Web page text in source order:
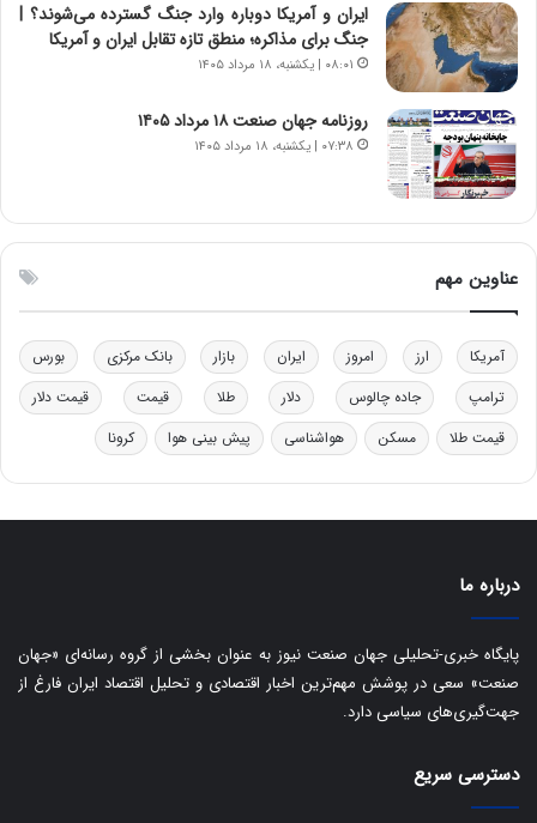
ی
–
ص
ه
ی
و
ن
ی
|
د
ب
ر
ک
ل
ا
ت
ا
ی
ن
:
ا
ت
ق
ی
ایران و آمریکا دوباره وارد جنگ گسترده می‌شوند؟ |
جنگ برای مذاکره؛ منطق تازه تقابل ایران و آمریکا
۰۸:۰۱ | یکشنبه، ۱۸ مرداد ۱۴۰۵
روزنامه جهان صنعت ۱۸ مرداد ۱۴۰۵
۰۷:۳۸ | یکشنبه، ۱۸ مرداد ۱۴۰۵
عناوین مهم
آمریکا ارز امروز ایران بازار بانک مرکزی
بورس
ترامپ
جاده چالوس دلار طلا قیمت
قیمت دلار
قیمت طلا
مسکن هواشناسی پیش بینی هوا کرونا
درباره ما
پایگاه خبری-تحلیلی جهان صنعت نیوز به عنوان بخشی از گروه رسانه‌ای «جهان
صنعت» سعی در پوشش مهم‌ترین اخبار اقتصادی و تحلیل اقتصاد ایران فارغ از
جهت‌گیری‌های سیاسی دارد.
دسترسی سریع